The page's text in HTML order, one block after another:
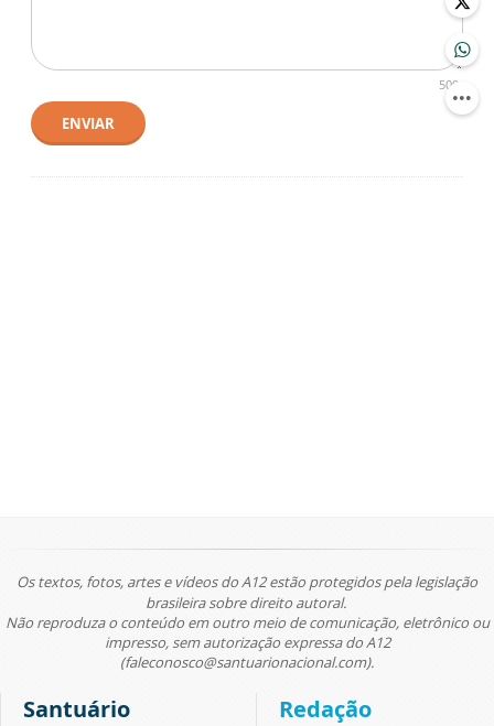
500
ENVIAR
Os textos, fotos, artes e vídeos do A12 estão protegidos pela legislação
brasileira sobre direito autoral.
Não reproduza o conteúdo em outro meio de comunicação, eletrônico ou
impresso, sem autorização expressa do A12
(faleconosco@santuarionacional.com).
Santuário Redação